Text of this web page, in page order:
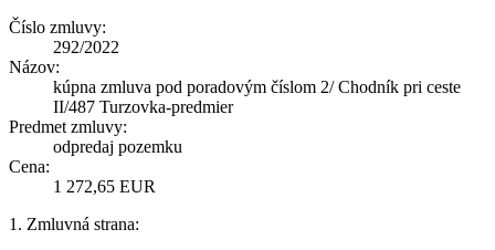
Číslo zmluvy:
292/2022
Názov:
kúpna zmluva pod poradovým číslom 2/ Chodník pri ceste
II/487 Turzovka-predmier
Predmet zmluvy:
odpredaj pozemku
Cena:
1 272,65 EUR
1. Zmluvná strana: